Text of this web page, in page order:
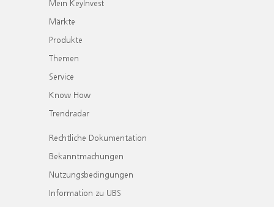
Mein KeyInvest
Märkte
Produkte
Themen
Service
Know How
Trendradar
Rechtliche Dokumentation
Bekanntmachungen
Nutzungsbedingungen
Information zu UBS